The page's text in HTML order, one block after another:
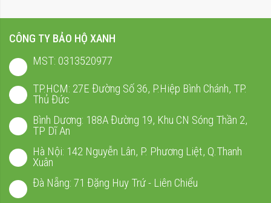
CÔNG TY BẢO HỘ XANH
MST: 0313520977
TP.HCM: 27E Đường Số 36, P.Hiệp Bình Chánh, TP.
Thủ Đức
Bình Dương: 188A Đường 19, Khu CN Sóng Thần 2,
TP Dĩ An
Hà Nội: 142 Nguyễn Lân, P. Phương Liệt, Q.Thanh
Xuân
Đà Nẵng: 71 Đặng Huy Trứ - Liên Chiểu